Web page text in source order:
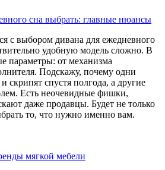
сна выбрать: главные нюансы
с выбором дивана для ежедневного
удобную модель сложно. В
параметры: от механизма
Подскажу, почему одни
скрипят спустя полгода, а другие
Есть неочевидные фишки,
даже продавцы. Будет не только
то, что нужно именно вам.
мягкой мебели